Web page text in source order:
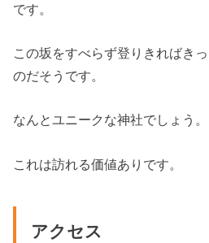
です。
この坂をすべらず登りきればき
のだそうです。
なんとユニークな神社でしょう。
これは訪れる価値ありです。
アクセス